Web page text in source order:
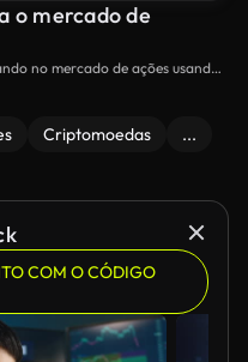
o mercado de
no mercado de ações usando
Criptomoedas ...
COM O CÓDIGO